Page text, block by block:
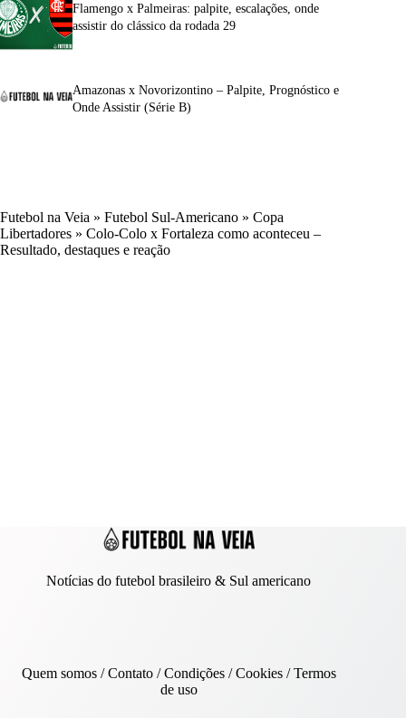
Flamengo x Palmeiras: palpite, escalações, onde
assistir do clássico da rodada 29
Amazonas x Novorizontino – Palpite, Prognóstico e
Onde Assistir (Série B)
Futebol na Veia » Futebol Sul-Americano » Copa
Libertadores » Colo-Colo x Fortaleza como aconteceu –
Resultado, destaques e reação
Notícias do futebol brasileiro & Sul americano
Quem somos/Contato/ Condições /Cookies/Termos
de uso